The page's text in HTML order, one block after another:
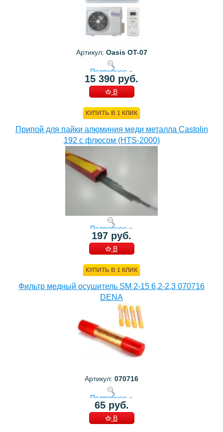
Артикул: Oasis OT-07
Подробнее »
15 390 руб.
В
КУПИТЬ В 1 КЛИК
Припой для пайки алюминия меди металла Castolin
192 с флюсом (HTS-2000)
Подробнее »
197 руб.
В
КУПИТЬ В 1 КЛИК
Фильтр медный осушитель SM 2-15 6,2-2,3 070716
DENA
Артикул: 070716
Подробнее »
65 руб.
В